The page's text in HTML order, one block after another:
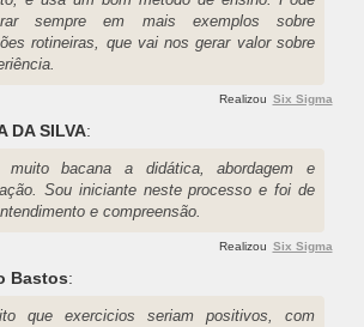
sempre em mais exemplos sobre
rotineiras, que vai nos gerar valor sobre
Realizou Six Sigma
DA SILVA:
muito bacana a didática, abordagem e
Sou iniciante neste processo e foi de
e compreensão.
Realizou Six Sigma
Bastos:
que exercicios seriam positivos, com